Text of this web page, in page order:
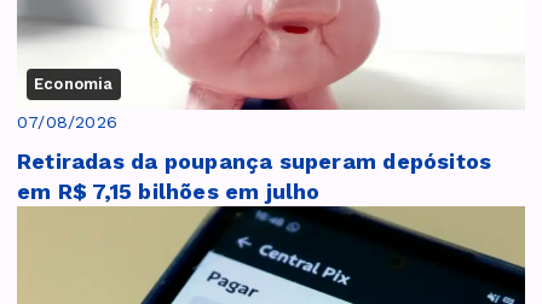
Economia
07/08/2026
Retiradas da poupança superam depósitos
em R$ 7,15 bilhões em julho